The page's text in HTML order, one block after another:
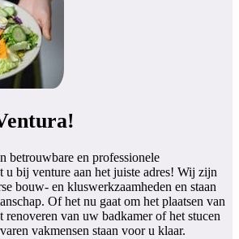
betrouwbare en professionele
u bij venture aan het juiste adres! Wij zijn
bouw- en kluswerkzaamheden en staan
Of het nu gaat om het plaatsen van
renoveren van uw badkamer of het stucen
vakmensen staan voor u klaar.